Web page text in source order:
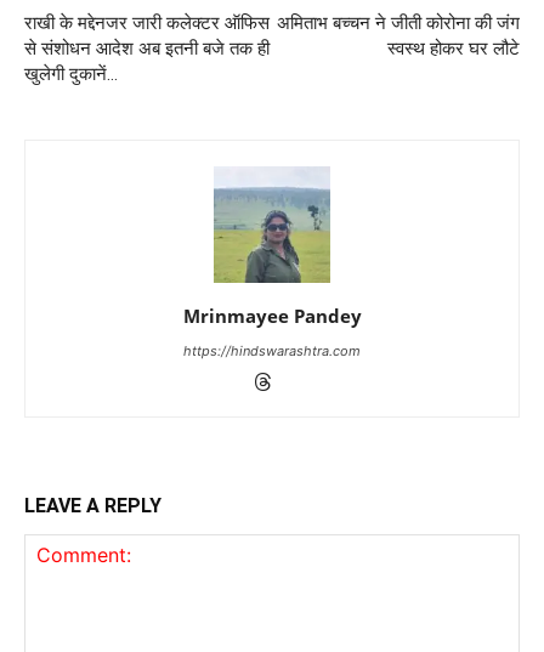
राखी के मद्देनजर जारी कलेक्टर ऑफिस
से संशोधन आदेश अब इतनी बजे तक ही
खुलेगी दुकानें…
अमिताभ बच्चन ने जीती कोरोना की जंग
स्वस्थ होकर घर लौटे
Mrinmayee Pandey
https://hindswarashtra.com
LEAVE A REPLY